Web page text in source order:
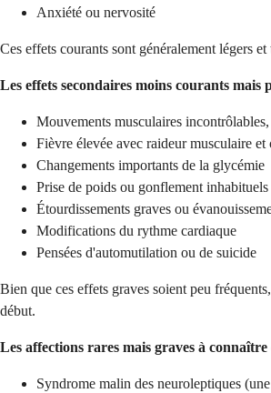
Anxiété ou nervosité
Ces effets courants sont généralement légers
Les effets secondaires moins courants
Mouvements musculaires
Fièvre élevée avec raideur musculaire et
Changements importants de la glycémie
Prise de poids ou gonflement inhabituels
Étourdissements graves ou
Modifications du rythme cardiaque
Pensées d'automutilation ou de suicide
Bien que ces effets graves soient peu
début.
Les affections rares mais graves à
Syndrome malin des neuroleptiques